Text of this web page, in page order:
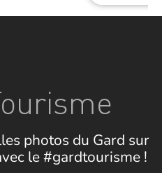
photos du Gard sur
le #gardtourisme !